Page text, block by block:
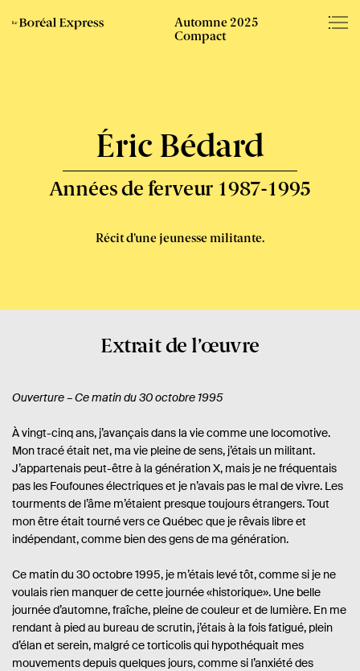
Le
Éditions
du
Automne 2025
Compact
Éric Bédard-
Années de ferveur 1987-1995
Récit d’une jeunesse militante.
Extrait de l’œuvre
Ouverture – Ce matin du 30 octobre 1995
À vingt-cinq ans, j’avançais dans la vie comme une locomotive.
Mon tracé était net, ma vie pleine de sens, j’étais un militant.
J’appartenais peut-être à la génération X, mais je ne fréquentais
pas les Foufounes électriques et je n’avais pas le mal de vivre. Les
tourments de l’âme m’étaient presque toujours étrangers. Tout
mon être était tourné vers ce Québec que je rêvais libre et
indépendant, comme bien des gens de ma génération.
Ce matin du 30 octobre 1995, je m’étais levé tôt, comme si je ne
voulais rien manquer de cette journée «historique». Une belle
journée d’automne, fraîche, pleine de couleur et de lumière. En me
rendant à pied au bureau de scrutin, j’étais à la fois fatigué, plein
d’élan et serein, malgré ce torticolis qui hypothéquait mes
mouvements depuis quelques jours, comme si l’anxiété des